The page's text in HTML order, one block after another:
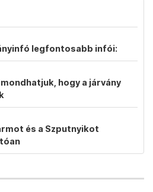
legfontosabb infói:
hogy a járvány
és a Szputnyikot